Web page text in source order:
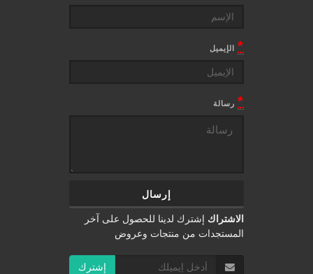
* الإيميل
* رسالة
الاشتراك إشترك لدينا للحصول على آخر
المستجدات من منتجات وعروض
إشترك